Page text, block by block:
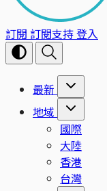
訂閱 訂閱支持登入
最新
地域
國際
大陸
香港
台灣